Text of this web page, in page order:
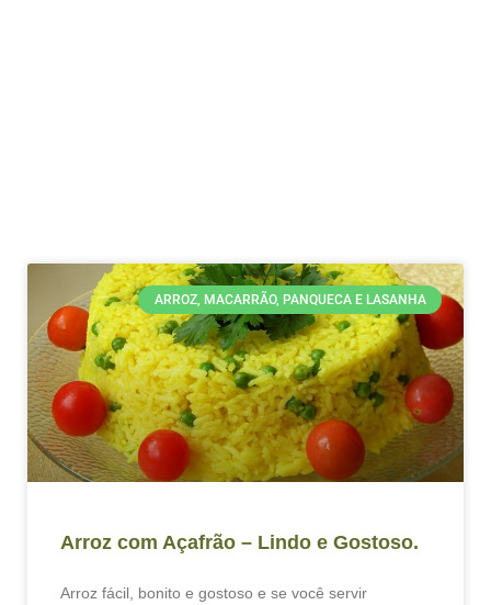
ARROZ, MACARRÃO, PANQUECA E LASANHA
Arroz com Açafrão – Lindo e Gostoso.
Arroz fácil, bonito e gostoso e se você servir